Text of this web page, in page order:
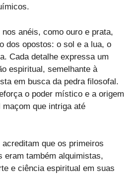
anéis, como ouro e prata,
dos opostos: o sol e a lua, o
Cada detalhe expressa um
espiritual, semelhante à
em busca da pedra filosofal.
o poder místico e a origem
que intriga até
que os primeiros
eram também alquimistas,
e ciência espiritual em suas